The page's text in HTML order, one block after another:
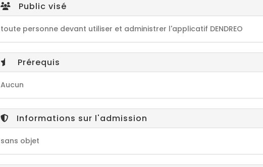
Public visé
toute personne devant utiliser et administrer l'applicatif DENDREO
Prérequis
Aucun
Informations sur l'admission
sans objet